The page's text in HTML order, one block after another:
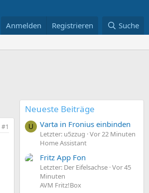
Anmelden Registrieren Suche
#1
Neueste Beiträge
U Varta in Fronius einbinden
Letzter: u5zzug Vor 22 Minuten
Home Assistant
Fritz App Fon
Letzter: Der Eifelsachse Vor 45
Minuten
AVM Fritz!Box